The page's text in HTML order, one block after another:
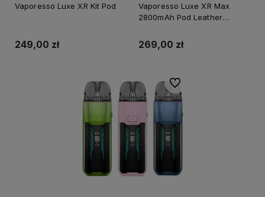
Vaporesso Luxe XR Kit Pod
249,00 zł
Vaporesso Luxe XR Max
2800mAh Pod Leather
269,00 zł
Do ulubionych